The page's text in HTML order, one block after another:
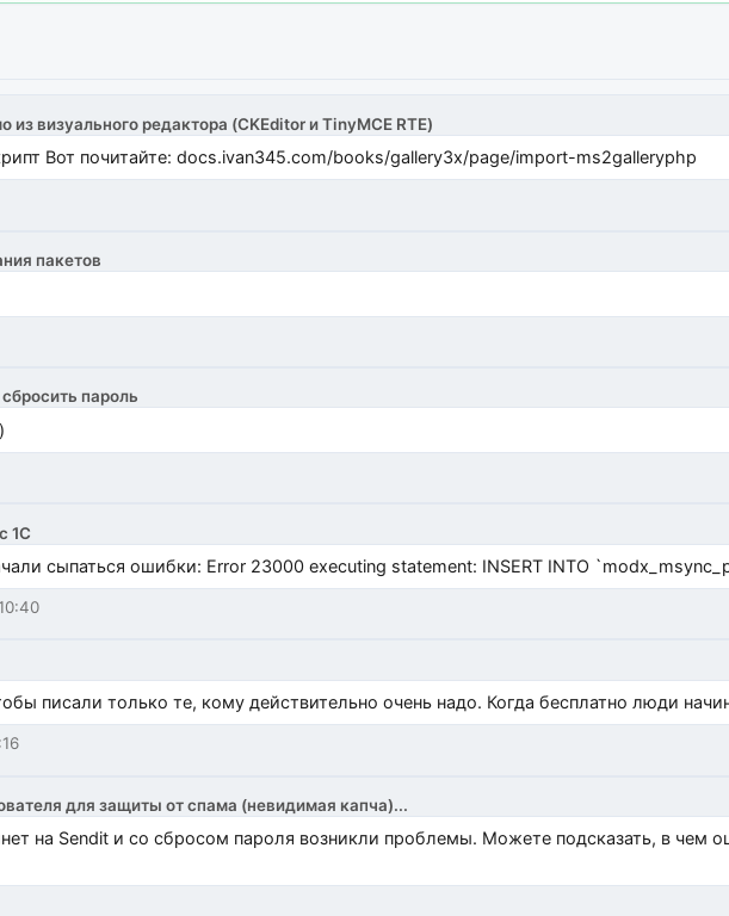
визуального редактора (CKEditor и TinyMCE RTE)
Вот почитайте: docs.ivan345.com/books/gallery3x/page/import-ms2galleryphp
пакетов
пароль
1С
сыпаться ошибки: Error 23000 executing statement: INSERT INTO
писали только те, кому действительно очень надо. Когда бесплатно люди
для защиты от спама (невидимая капча)...
на Sendit и со сбросом пароля возникли проблемы. Можете подсказать, в чем